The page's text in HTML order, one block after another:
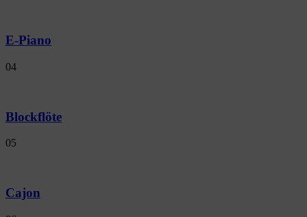
E-Piano
04
Blockflöte
05
Cajon